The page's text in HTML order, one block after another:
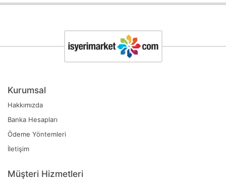
Kurumsal
Hakkımızda
Banka Hesapları
Ödeme Yöntemleri
İletişim
Müşteri Hizmetleri